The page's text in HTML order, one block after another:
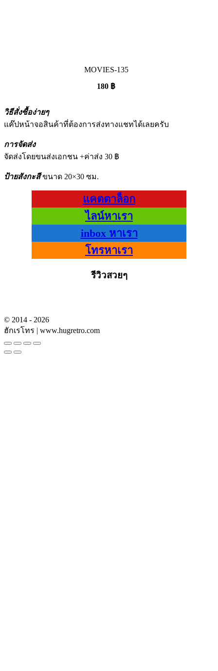
MOVIES-135
180 ฿
วิธีสั่งซื้อง่ายๆ
แค๊ปหน้าจอสินค้าที่ต้องการส่งทางแชทได้เลยครับ
การจัดส่ง
จัดส่งโดยขนส่งเอกชน +ค่าส่ง 30 ฿
ป้ายสังกะสีขนาด 20×30 ซม.
แคตตาล็อก
ไลน์หาเรา
inbox หาเรา
โทรหาเรา
รีวิวสวยๆ
© 2014 - 2026
ฮักเรโทร | www.hugretro.com